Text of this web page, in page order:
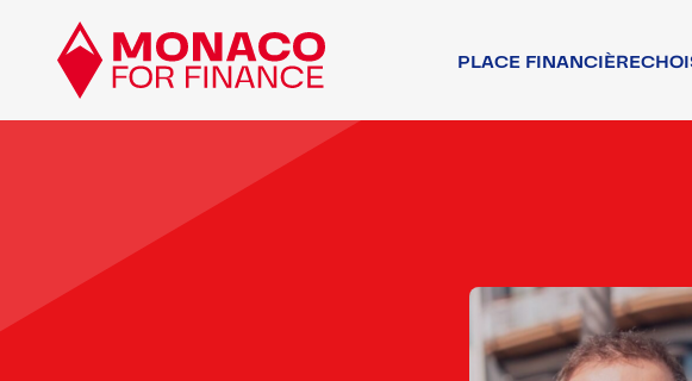
PLACE FINANCIÈRE
ENVIRONNEMENT ASSOCIATIF
ENVIRONNEMENT
QUALITÉ DE